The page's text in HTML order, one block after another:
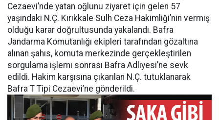
Cezaevi’nde yatan oğlunu ziyaret için gelen 57
yaşındaki N.Ç. Kırıkkale Sulh Ceza Hakimliği’nin vermiş
olduğu karar doğrultusunda yakalandı. Bafra
Jandarma Komutanlığı ekipleri tarafından gözaltına
alınan şahıs, komuta merkezinde gerçekleştirilen
sorgulama işlemi sonrası Bafra Adliyesi’ne sevk
edildi. Hakim karşısına çıkarılan N.Ç. tutuklanarak
Bafra T Tipi Cezaevi’ne gönderildi.